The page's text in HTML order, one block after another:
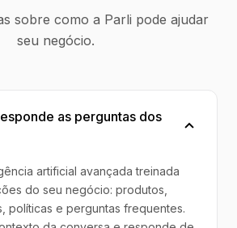
sobre como a Parli pode ajudar
seu negócio.
as perguntas dos
artificial avançada treinada
do seu negócio: produtos,
políticas e perguntas frequentes.